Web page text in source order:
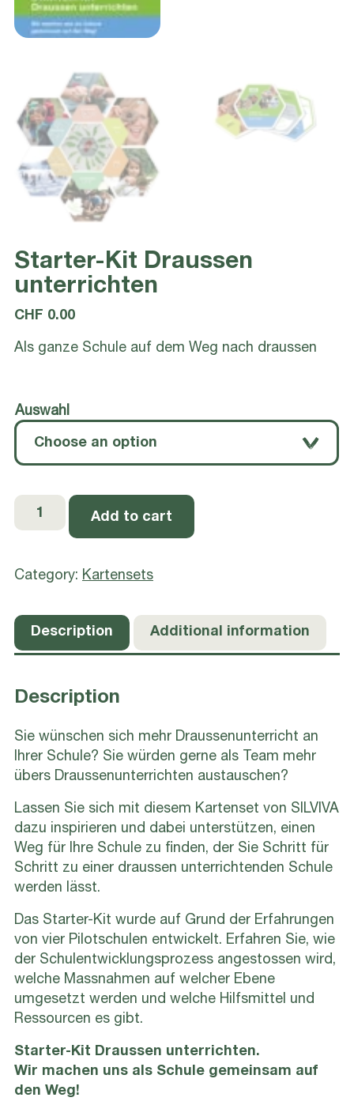
Starter-Kit Draussen
unterrichten
CHF 0.00
Als ganze Schule auf dem Weg nach draussen
Auswahl
Starter-
Kit
quantity
Add to cart
Category: Kartensets
Description Additional information
Description
Sie wünschen sich mehr Draussenunterricht an
Ihrer Schule? Sie würden gerne als Team mehr
übers Draussenunterrichten austauschen?
Lassen Sie sich mit diesem Kartenset von SILVIVA
dazu inspirieren und dabei unterstützen, einen
Weg für Ihre Schule zu finden, der Sie Schritt für
Schritt zu einer draussen unterrichtenden Schule
werden lässt.
Das Starter-Kit wurde auf Grund der Erfahrungen
von vier Pilotschulen entwickelt. Erfahren Sie, wie
der Schulentwicklungsprozess angestossen wird,
welche Massnahmen auf welcher Ebene
umgesetzt werden und welche Hilfsmittel und
Ressourcen es gibt.
Starter-Kit Draussen unterrichten.
Wir machen uns als Schule gemeinsam auf
den Weg!